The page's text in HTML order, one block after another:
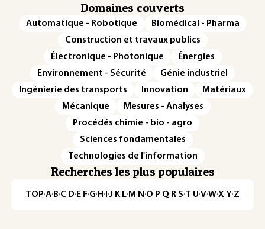
Domaines couverts
Automatique - Robotique
Biomédical - Pharma
Construction et travaux publics
Électronique - Photonique
Énergies
Environnement - Sécurité
Génie industriel
Ingénierie des transports
Innovation
Matériaux
Mécanique
Mesures - Analyses
Procédés chimie - bio - agro
Sciences fondamentales
Technologies de l'information
Recherches les plus populaires
TOP·A·B·C· D· E· F·G· H · ·J· K· L· M · N ·O· P·Q· R·S·T·U·V·W·X·Y·Z